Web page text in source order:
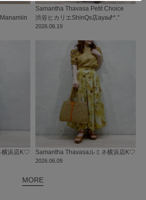
Manamiin
2026.06.19
Samantha Thavasa Petit Choice
渋谷ヒカリエShinQs店ayaᕷ*.°
横浜店K♡
2026.06.09
Samantha Thavasaルミネ横浜店K♡
MORE